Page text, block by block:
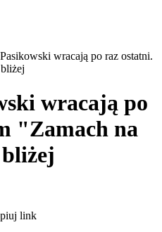
wracają po raz ostatni.
wracają po
"Zamach na
link